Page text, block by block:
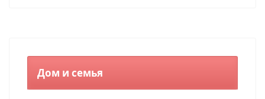
Дом и семья